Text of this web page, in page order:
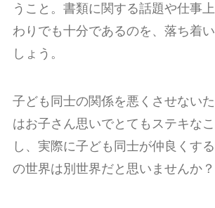
うこと。書類に関する話題や仕事
わりでも十分であるのを、落ち着
しょう。
子ども同士の関係を悪くさせない
はお子さん思いでとてもステキな
し、実際に子ども同士が仲良くす
の世界は別世界だと思いませんか？